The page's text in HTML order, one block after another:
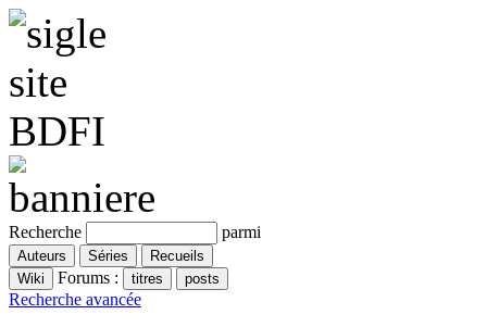
Recherche parmi
Forums :
Recherche avancée